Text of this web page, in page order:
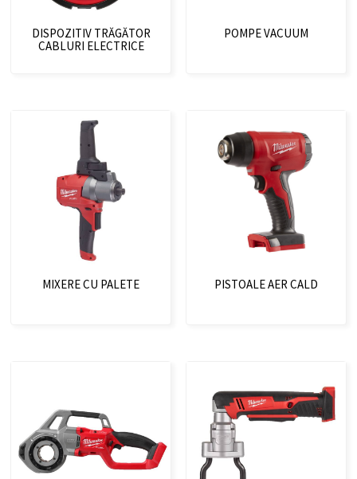
DISPOZITIV TRĂGĂTOR
CABLURI ELECTRICE
POMPE VACUUM
MIXERE CU PALETE PISTOALE AER CALD